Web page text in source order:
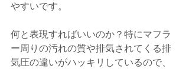
やすいです。
何と表現すればいいのか？特にマフラ
ー周りの汚れの質や排気されてくる排
気圧の違いがハッキリしているので、